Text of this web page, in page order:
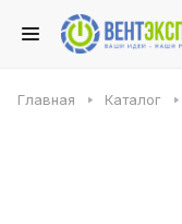
Главная Каталог